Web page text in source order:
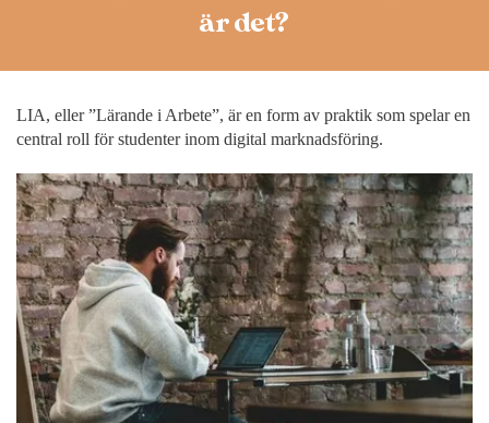
är det?
LIA, eller ”Lärande i Arbete”, är en form av praktik som spelar en
central roll för studenter inom digital marknadsföring.